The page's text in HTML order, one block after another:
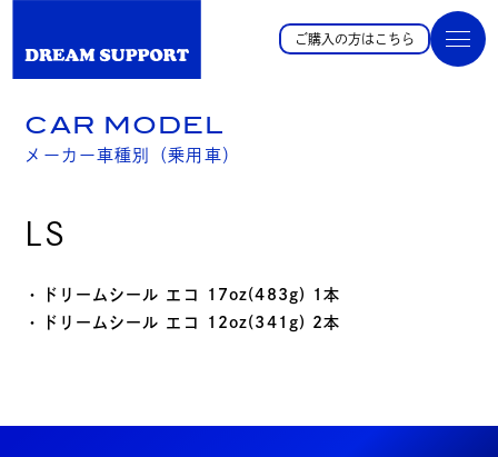
ご購入の方はこちら
CAR MODEL
メーカー車種別（乗用車）
LS
・ドリームシール エコ 17oz(483g) 1本
・ドリームシール エコ 12oz(341g) 2本